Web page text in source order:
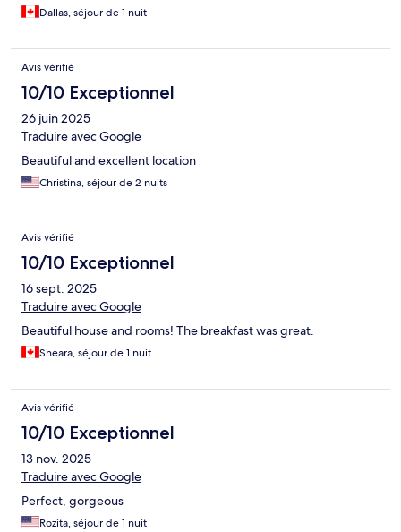
Dallas, séjour de 1 nuit
Avis vérifié
10/10 Exceptionnel
26 juin 2025
Traduire avec Google
Beautiful and excellent location
Christina, séjour de 2 nuits
Avis vérifié
10/10 Exceptionnel
16 sept. 2025
Traduire avec Google
Beautiful house and rooms! The breakfast was great.
Sheara, séjour de 1 nuit
Avis vérifié
10/10 Exceptionnel
13 nov. 2025
Traduire avec Google
Perfect, gorgeous
Rozita, séjour de 1 nuit